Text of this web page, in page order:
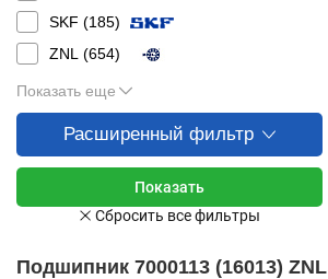
SKF (185)
ZNL (654)
Показать еще
Расширенный фильтр
Подшипник 7000113 (16013) ZNL